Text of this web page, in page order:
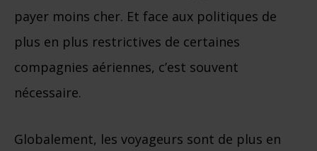
payer moins cher. Et face aux politiques de
plus en plus restrictives de certaines
compagnies aériennes, c’est souvent
nécessaire.
Globalement, les voyageurs sont de plus en